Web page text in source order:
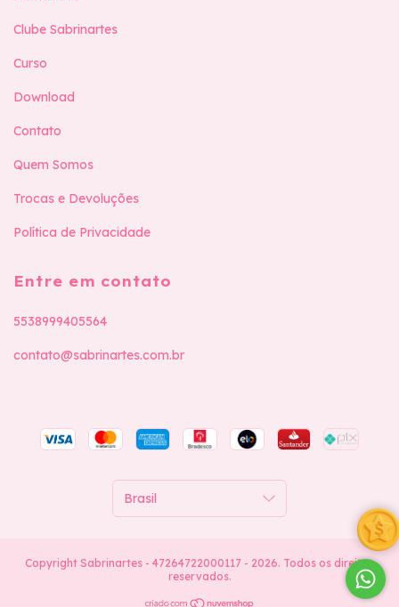
Clube Sabrinartes
Curso
Download
Contato
Quem Somos
Trocas e Devoluções
Política de Privacidade
Entre em contato
5538999405564
contato@sabrinartes.com.br
Copyright Sabrinartes - 47264722000117 - 2026. Todos os direitos
reservados.